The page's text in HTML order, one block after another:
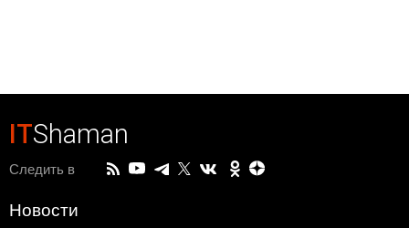
ITShaman
Следить в
Новости